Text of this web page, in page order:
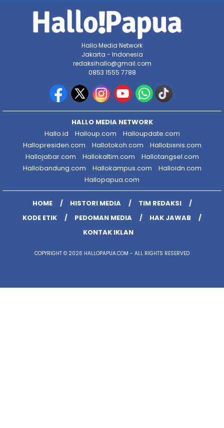
Hallo Media Network
Jakarta - Indonesia
redaksihallo@gmail.com
0853 1555 7788
HALLO MEDIA NETWORK
Hallo.id
Halloup.com
Halloupdate.com
Hallopresiden.com
Hallotokoh.com
Hallobisnis.com
Hallojabar.com
Hallokaltim.com
Hallotangsel.com
Hallobandung.com
Hallokampus.com
Halloidn.com
Hallopapua.com
HOME HISTORI MEDIA
TIM REDAKSI
KODE ETIK
PEDOMAN MEDIA
HAK JAWAB
KONTAK IKLAN
COPYRIGHT © 2026 HALLOPAPUA.COM - ALL RIGHTS RESERVED